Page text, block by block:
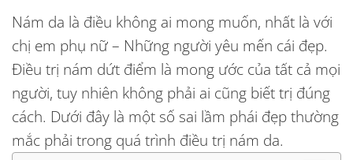
Nám da là điều không ai mong muốn, nhất là với
chị em phụ nữ – Những người yêu mến cái đẹp.
Điều trị nám dứt điểm là mong ước của tất cả mọi
người, tuy nhiên không phải ai cũng biết trị đúng
cách. Dưới đây là một số sai lầm phái đẹp thường
mắc phải trong quá trình điều trị nám da.